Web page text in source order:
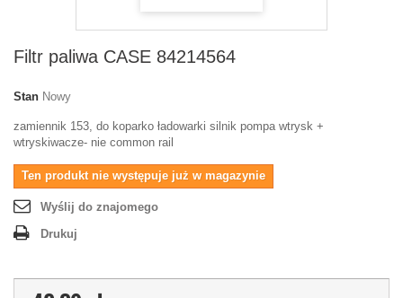
Filtr paliwa CASE 84214564
Stan Nowy
zamiennik 153, do koparko ładowarki silnik pompa wtrysk +
wtryskiwacze- nie common rail
Ten produkt nie występuje już w magazynie
Wyślij do znajomego
Drukuj